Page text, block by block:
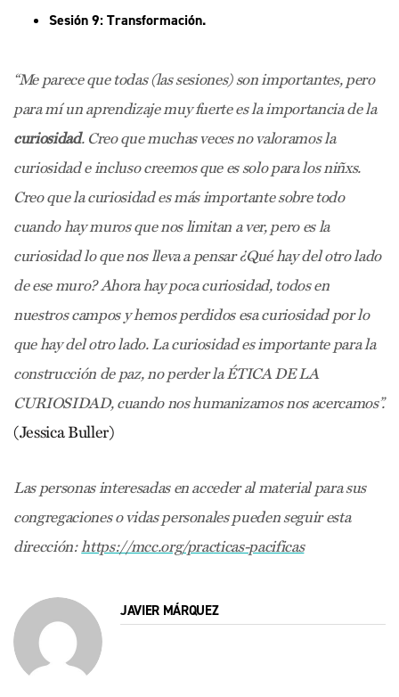
Sesión 9: Transformación.
“Me parece que todas (las sesiones) son importantes, pero
para mí un aprendizaje muy fuerte es la importancia de la
curiosidad. Creo que muchas veces no valoramos la
curiosidad e incluso creemos que es solo para los niñxs.
Creo que la curiosidad es más importante sobre todo
cuando hay muros que nos limitan a ver, pero es la
curiosidad lo que nos lleva a pensar ¿Qué hay del otro lado
de ese muro? Ahora hay poca curiosidad, todos en
nuestros campos y hemos perdidos esa curiosidad por lo
que hay del otro lado. La curiosidad es importante para la
construcción de paz, no perder la ÉTICA DE LA
CURIOSIDAD, cuando nos humanizamos nos acercamos”.
(Jessica Buller)
Las personas interesadas en acceder al material para sus
congregaciones o vidas personales pueden seguir esta
dirección:https://mcc.org/practicas-pacificas
JAVIER MÁRQUEZ